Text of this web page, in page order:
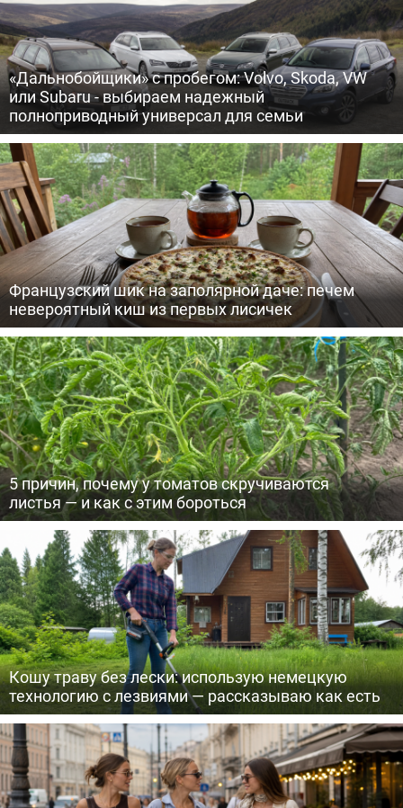
«Дальнобойщики» с пробегом: Volvo, Skoda, VW
или Subaru - выбираем надежный
полноприводный универсал для семьи
Французский шик на заполярной даче: печем
невероятный киш из первых лисичек
5 причин, почему у томатов скручиваются
листья — и как с этим бороться
Кошу траву без лески: использую немецкую
технологию с лезвиями — рассказываю как есть